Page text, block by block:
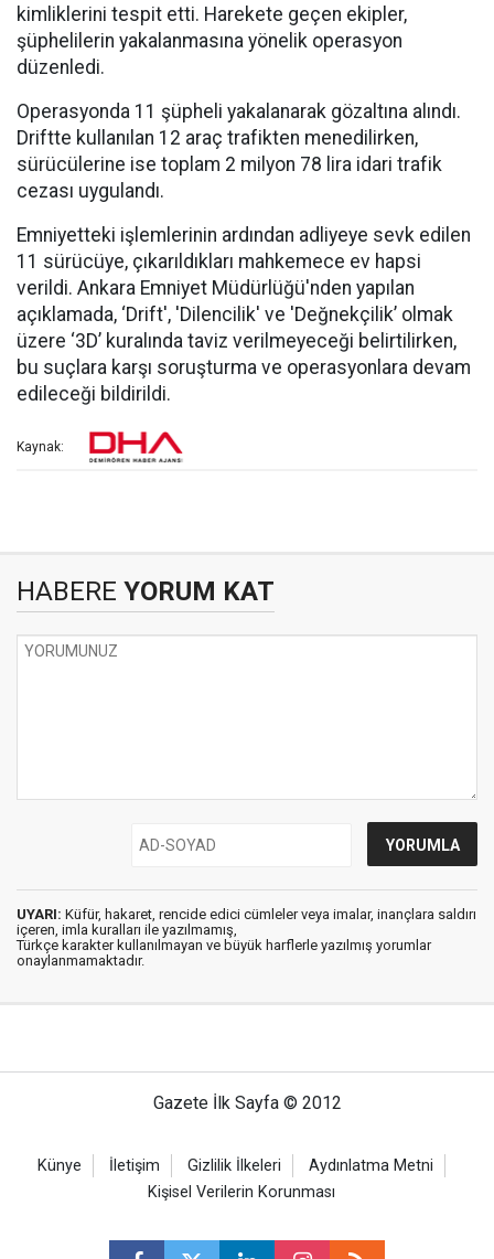
kimliklerini tespit etti. Harekete geçen ekipler,
şüphelilerin yakalanmasına yönelik operasyon
düzenledi.
Operasyonda 11 şüpheli yakalanarak gözaltına alındı.
Driftte kullanılan 12 araç trafikten menedilirken,
sürücülerine ise toplam 2 milyon 78 lira idari trafik
cezası uygulandı.
Emniyetteki işlemlerinin ardından adliyeye sevk edilen
11 sürücüye, çıkarıldıkları mahkemece ev hapsi
verildi. Ankara Emniyet Müdürlüğü'nden yapılan
açıklamada, ‘Drift', 'Dilencilik' ve 'Değnekçilik’ olmak
üzere ‘3D’ kuralında taviz verilmeyeceği belirtilirken,
bu suçlara karşı soruşturma ve operasyonlara devam
edileceği bildirildi.
Kaynak:
HABERE YORUM KAT
UYARI: Küfür, hakaret, rencide edici cümleler veya imalar, inançlara saldırı
içeren, imla kuralları ile yazılmamış,
Türkçe karakter kullanılmayan ve büyük harflerle yazılmış yorumlar
onaylanmamaktadır.
Gazete İlk Sayfa © 2012
Künye İletişim Gizlilik İlkeleri
Aydınlatma Metni
Kişisel Verilerin Korunması